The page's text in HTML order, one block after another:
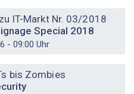
IT-Markt Nr. 03/2018
Special 2018
- 09:00 Uhr
bis Zombies